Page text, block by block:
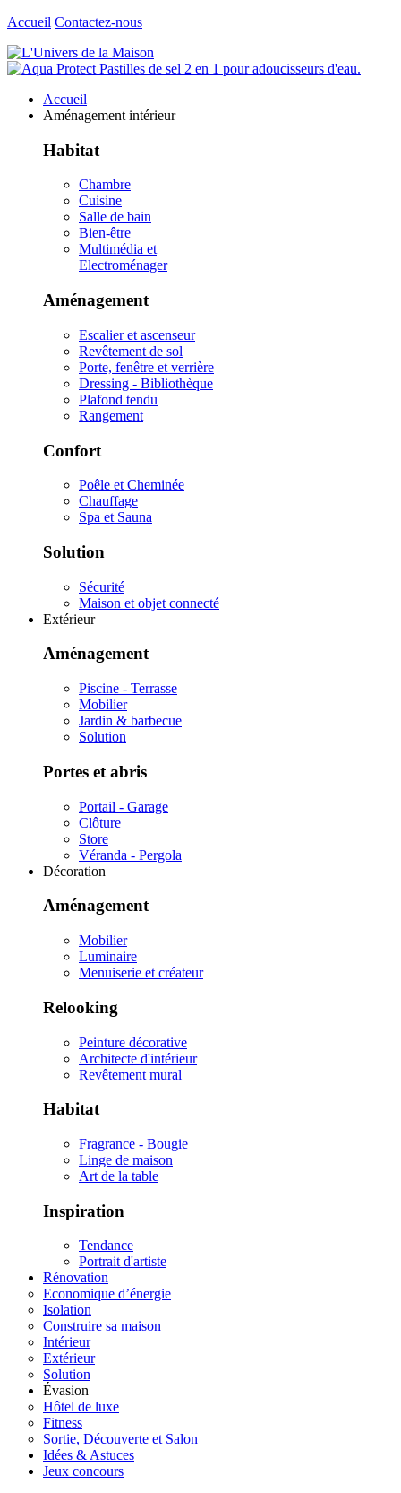
Accueil Contactez-nous
Accueil
Aménagement intérieur
Habitat
Chambre
Cuisine
Salle de bain
Bien-être
Multimédia et
Electroménager
Aménagement
Escalier et ascenseur
Revêtement de sol
Porte, fenêtre et verrière
Dressing - Bibliothèque
Plafond tendu
Rangement
Confort
Poêle et Cheminée
Chauffage
Spa et Sauna
Solution
Sécurité
Maison et objet connecté
Extérieur
Aménagement
Piscine - Terrasse
Mobilier
Jardin & barbecue
Solution
Portes et abris
Portail - Garage
Clôture
Store
Véranda - Pergola
Décoration
Aménagement
Mobilier
Luminaire
Menuiserie et créateur
Relooking
Peinture décorative
Architecte d'intérieur
Revêtement mural
Habitat
Fragrance - Bougie
Linge de maison
Art de la table
Inspiration
Tendance
Portrait d'artiste
Rénovation
Economique d’énergie
Isolation
Construire sa maison
Intérieur
Extérieur
Solution
Évasion
Hôtel de luxe
Fitness
Sortie, Découverte et Salon
Idées & Astuces
Jeux concours